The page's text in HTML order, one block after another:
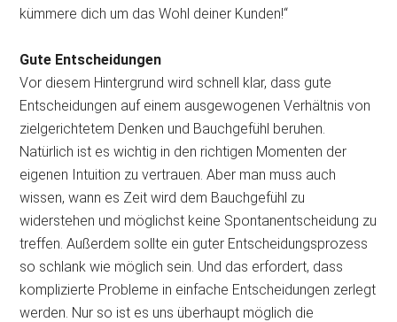
kümmere dich um das Wohl deiner Kunden!“
Gute Entscheidungen
Vor diesem Hintergrund wird schnell klar, dass gute
Entscheidungen auf einem ausgewogenen Verhältnis von
zielgerichtetem Denken und Bauchgefühl beruhen.
Natürlich ist es wichtig in den richtigen Momenten der
eigenen Intuition zu vertrauen. Aber man muss auch
wissen, wann es Zeit wird dem Bauchgefühl zu
widerstehen und möglichst keine Spontanentscheidung zu
treffen. Außerdem sollte ein guter Entscheidungsprozess
so schlank wie möglich sein. Und das erfordert, dass
komplizierte Probleme in einfache Entscheidungen zerlegt
werden. Nur so ist es uns überhaupt möglich die